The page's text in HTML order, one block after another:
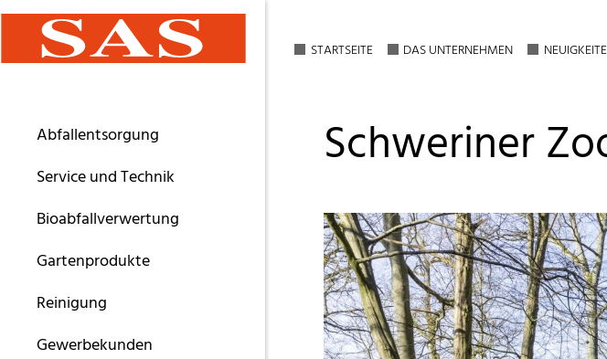
Navigation
überspringen
Abfallentsorgung
Service und Technik
Bioabfallverwertung
Gartenprodukte
Reinigung
Gewerbekunden
STARTSEITE DAS UNTERNEHMEN
Schweriner